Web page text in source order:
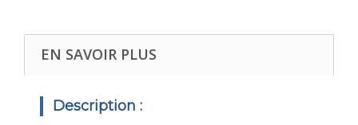
EN SAVOIR PLUS
Description :